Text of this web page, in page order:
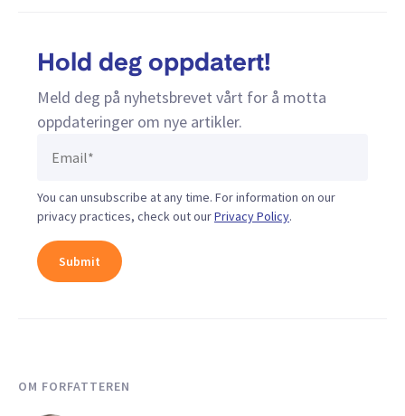
Hold deg oppdatert!
Meld deg på nyhetsbrevet vårt for å motta
oppdateringer om nye artikler.
You can unsubscribe at any time. For information on our
privacy practices, check out ourPrivacy Policy.
OM FORFATTEREN